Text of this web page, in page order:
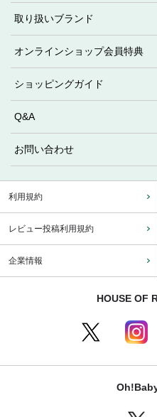
取り扱いブランド
オンラインショップ会員特典
ショッピングガイド
Q&A
お問い合わせ
利用規約
レビュー投稿利用規約
企業情報
HOUSE OF